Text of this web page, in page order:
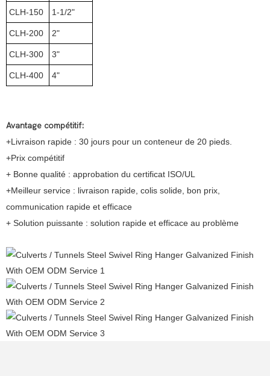
CLH-150 1-1/2"
CLH-200 2"
CLH-300 3"
CLH-400 4"
Avantage compétitif:
+Livraison rapide : 30 jours pour un conteneur de 20 pieds.
+Prix compétitif
+ Bonne qualité : approbation du certificat ISO/UL
+Meilleur service : livraison rapide, colis solide, bon prix,
communication rapide et efficace
+ Solution puissante : solution rapide et efficace au problème